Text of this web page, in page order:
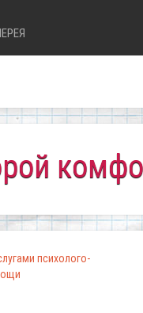
психолого-